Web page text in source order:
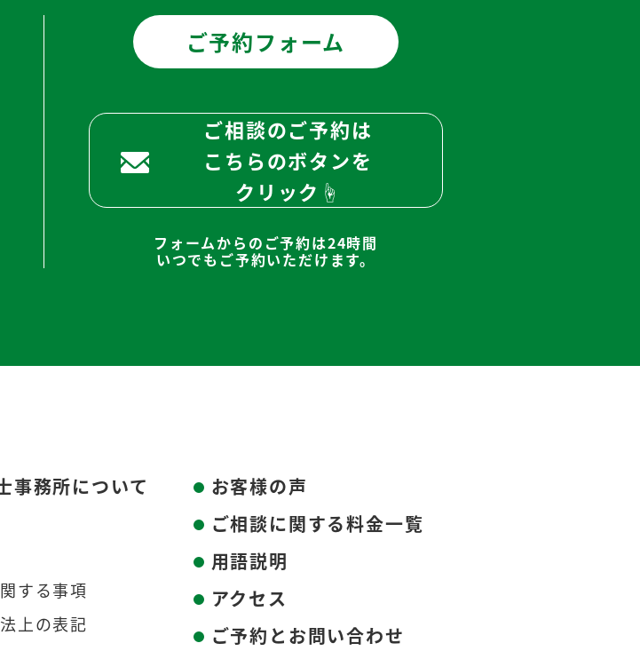
ご予約フォーム
ご相談のご予約は
こちらのボタンを
クリック☝
フォームからのご予約は24時間
いつでもご予約いただけます。
事務所について
する事項
上の表記
お客様の声
ご相談に関する料金一覧
用語説明
アクセス
ご予約とお問い合わせ